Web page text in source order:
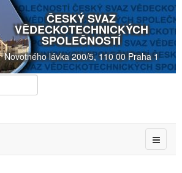
ČESKÝ SVAZ
VĚDECKOTECHNICKÝCH
SPOLEČNOSTÍ
Novotného lávka 200/5, 110 00 Praha 1